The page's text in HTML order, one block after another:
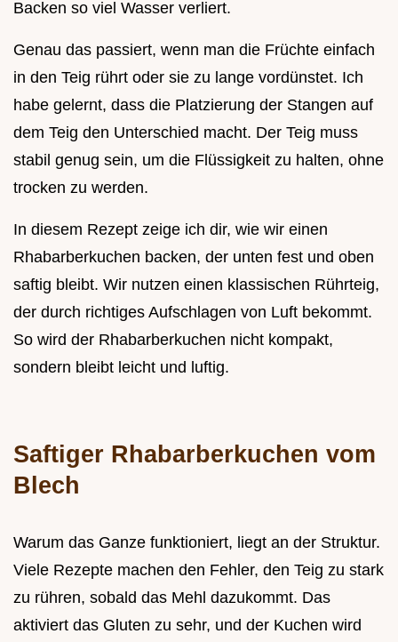
Backen so viel Wasser verliert.
Genau das passiert, wenn man die Früchte einfach
in den Teig rührt oder sie zu lange vordünstet. Ich
habe gelernt, dass die Platzierung der Stangen auf
dem Teig den Unterschied macht. Der Teig muss
stabil genug sein, um die Flüssigkeit zu halten, ohne
trocken zu werden.
In diesem Rezept zeige ich dir, wie wir einen
Rhabarberkuchen backen, der unten fest und oben
saftig bleibt. Wir nutzen einen klassischen Rührteig,
der durch richtiges Aufschlagen von Luft bekommt.
So wird der Rhabarberkuchen nicht kompakt,
sondern bleibt leicht und luftig.
Saftiger Rhabarberkuchen vom
Blech
Warum das Ganze funktioniert, liegt an der Struktur.
Viele Rezepte machen den Fehler, den Teig zu stark
zu rühren, sobald das Mehl dazukommt. Das
aktiviert das Gluten zu sehr, und der Kuchen wird